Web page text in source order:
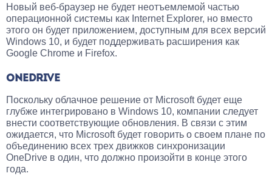
Новый веб-браузер не будет неотъемлемой частью
операционной системы как Internet Explorer, но вместо
этого он будет приложением, доступным для всех версий
Windows 10, и будет поддерживать расширения как
Google Chrome и Firefox.
ONEDRIVE
Поскольку облачное решение от Microsoft будет еще
глубже интегрировано в Windows 10, компании следует
внести соответствующие обновления. В связи с этим
ожидается, что Microsoft будет говорить о своем плане по
объединению всех трех движков синхронизации
OneDrive в один, что должно произойти в конце этого
года.